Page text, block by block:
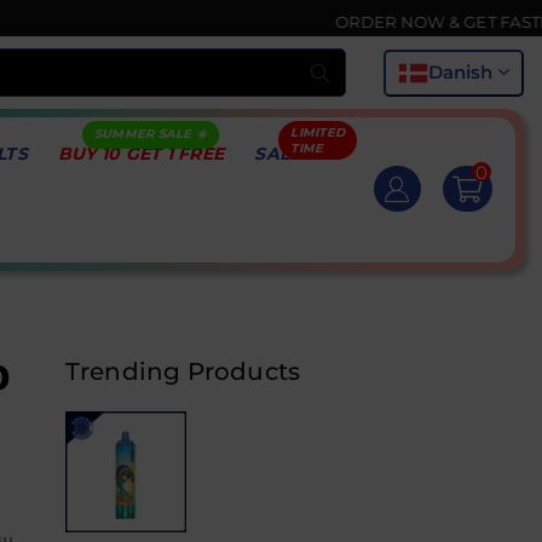
ORDER NOW & GET FASTEST DELIVERY
Indsend Danish
BUY 10 GET 1 FREE SALE
0
Trending Products